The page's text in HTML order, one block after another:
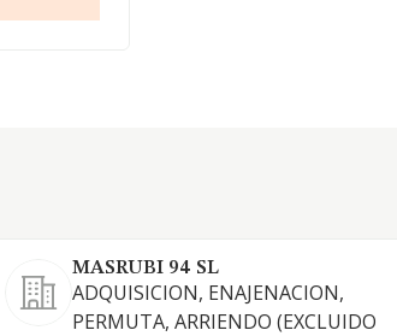
MASRUBI 94 SL
ADQUISICION, ENAJENACION,
PERMUTA, ARRIENDO (EXCLUIDO